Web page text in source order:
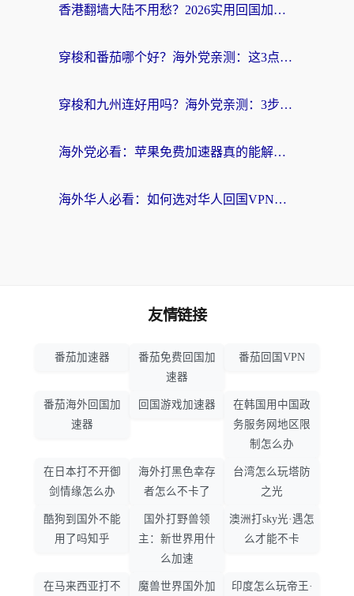
香港翻墙大陆不用愁？2026实用回国加速器指南：从选到用一步到位
穿梭和番茄哪个好？海外党亲测：这3点帮你选对回国加速器
穿梭和九州连好用吗？海外党亲测：3步选对回国加速器，无缝刷国内剧玩国服
海外党必看：苹果免费加速器真的能解决回国访问难题吗？附实测对比与全平台方案
海外华人必看：如何选对华人回国VPN，无缝刷国内剧、玩手游？
友情链接
番茄加速器
番茄免费回国加
速器
番茄回国VPN
番茄海外回国加
速器
回国游戏加速器
在韩国用中国政
务服务网地区限
制怎么办
在日本打不开御
剑情缘怎么办
海外打黑色幸存
者怎么不卡了
台湾怎么玩塔防
之光
酷狗到国外不能
用了吗知乎
国外打野兽领
主：新世界用什
么加速
澳洲打sky光·遇怎
么才能不卡
在马来西亚打不 魔兽世界国外加 印度怎么玩帝王·